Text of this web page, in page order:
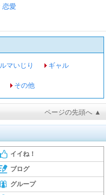
恋愛
マいじり ギャル
その他
ページの先頭へ ▲
イイね！
ブログ
グループ